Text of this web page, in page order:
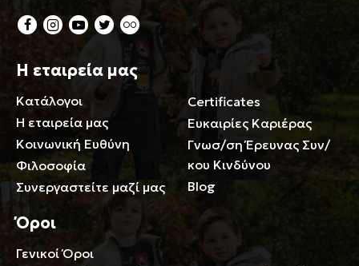
Η εταιρεία μας
Κατάλογοι
Η εταιρεία μας
Κοινωνική Ευθύνη
Φιλοσοφία
Συνεργαστείτε μαζί μας
Certificates
Ευκαιρίες Καριέρας
Γνωσ/ση Έρευνας Συν/
κου Κινδύνου
Blog
Όροι
Γενικοί Όροι
Περιορισμοί ευθύνης